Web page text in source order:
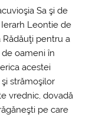
Sa şi de
Leontie de
Rădăuţi pentru a
oameni în
acestei
strămoşilor
vrednic, dovadă
pe care